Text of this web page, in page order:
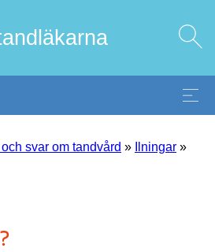
svar om tandvård » Ilningar »